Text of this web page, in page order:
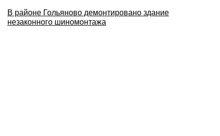
В районе Гольяново демонтировано здание
незаконного шиномонтажа